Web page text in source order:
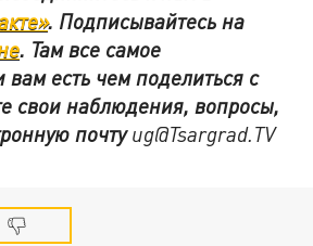
. Подписывайтесь на
. Там все самое
вам есть чем поделиться с
свои наблюдения, вопросы,
почтуug@Tsargrad.TV